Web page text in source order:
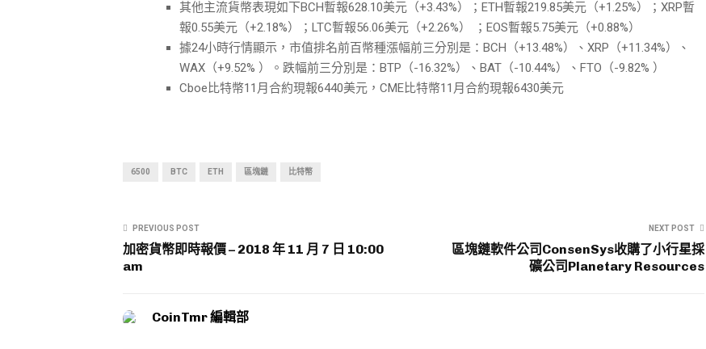
其他主流貨幣表現如下BCH暫報628.10美元（+3.43%）；ETH暫報219.85美元（+1.25%）；XRP暫
報0.55美元（+2.18%）；LTC暫報56.06美元（+2.26%） ；EOS暫報5.75美元（+0.88%）
據24小時行情顯示，市值排名前百幣種漲幅前三分別是：BCH（+13.48%）、XRP（+11.34%）、
WAX（+9.52% ）。跌幅前三分別是：BTP（-16.32%）、BAT（-10.44%）、FTO（-9.82% ）
Cboe比特幣11月合約現報6440美元，CME比特幣11月合約現報6430美元
6500 BTC ETH 區塊鏈 比特幣
PREVIOUS POST
加密貨幣即時報價 – 2018 年 11 月 7 日 10:00
am
NEXT POST
區塊鏈軟件公司ConsenSys收購了小行星採
礦公司Planetary Resources
CoinTmr 編輯部